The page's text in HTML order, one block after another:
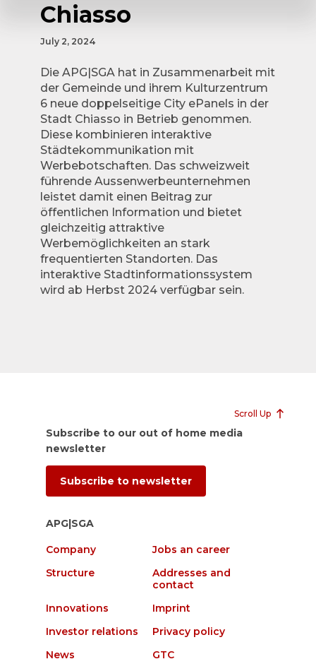
Chiasso
July 2, 2024
Die APG|SGA hat in Zusammenarbeit mit
der Gemeinde und ihrem Kulturzentrum
6 neue doppelseitige City ePanels in der
Stadt Chiasso in Betrieb genommen.
Diese kombinieren interaktive
Städtekommunikation mit
Werbebotschaften. Das schweizweit
führende Aussenwerbeunternehmen
leistet damit einen Beitrag zur
öffentlichen Information und bietet
gleichzeitig attraktive
Werbemöglichkeiten an stark
frequentierten Standorten. Das
interaktive Stadtinformationssystem
wird ab Herbst 2024 verfügbar sein.
Scroll Up
Subscribe to our out of home media
newsletter
Subscribe to newsletter
APG|SGA
Company
Jobs an career
Structure
Addresses and
contact
Innovations
Imprint
Investor relations
Privacy policy
News
GTC